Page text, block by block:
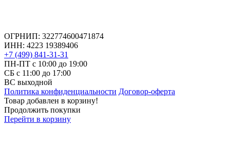
ОГРНИП: 322774600471874
ИНН: 4223 19389406
+7 (499) 841-31-31
ПН-ПТ с 10:00 до 19:00
СБ c 11:00 до 17:00
ВС выходной
Политика конфиденциальности Договор-оферта
Товар добавлен в корзину!
Продолжить покупки
Перейти в корзину